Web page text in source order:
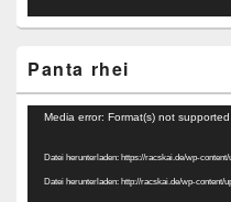
Panta rhei
Video-
Media error: Format(s) not
Datei herunterladen: https://racskai.de/wp-
Datei herunterladen: http://racskai.de/wp-content/